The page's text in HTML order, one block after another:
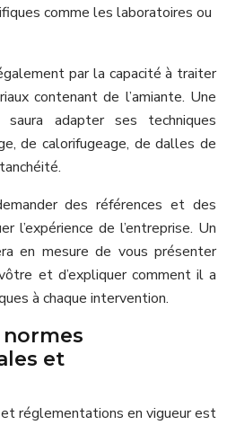
comme les laboratoires ou
par la capacité à traiter
contenant de l’amiante. Une
saura adapter ses techniques
de calorifugeage, de dalles de
des références et des
l’expérience de l’entreprise. Un
en mesure de vous présenter
et d’expliquer comment il a
à chaque intervention.
et
réglementations en vigueur est